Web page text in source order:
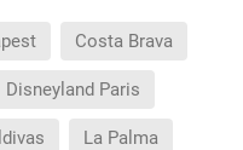
Costa Brava
Disneyland Paris
La Palma